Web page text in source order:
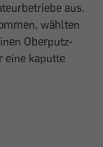
aus.
wählten
Oberputz-
eine kaputte